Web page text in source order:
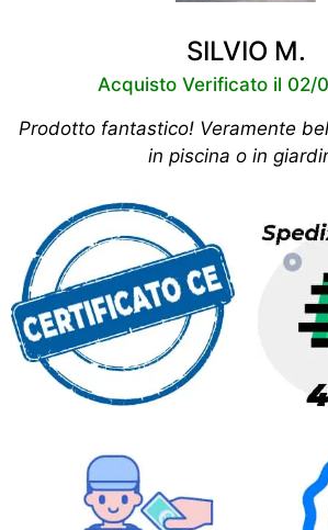
SILVIO M.
Acquisto Verificato il 02/
Prodotto fantastico! Veramente
in piscina o in